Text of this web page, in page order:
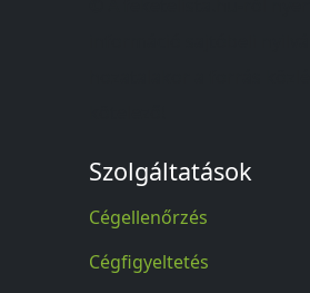
Szolgáltatások
Cégellenőrzés
Cégfigyeltetés